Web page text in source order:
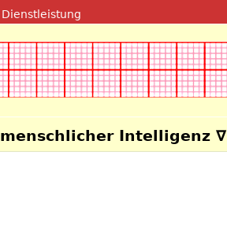
zum Inhalt
Dienstleistung
Intelligenz ∇